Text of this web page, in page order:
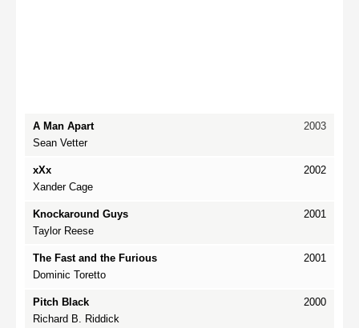
2003
A Man Apart
Sean Vetter
2002
xXx
Xander Cage
2001
Knockaround Guys
Taylor Reese
2001
The Fast and the Furious
Dominic Toretto
2000
Pitch Black
Richard B. Riddick